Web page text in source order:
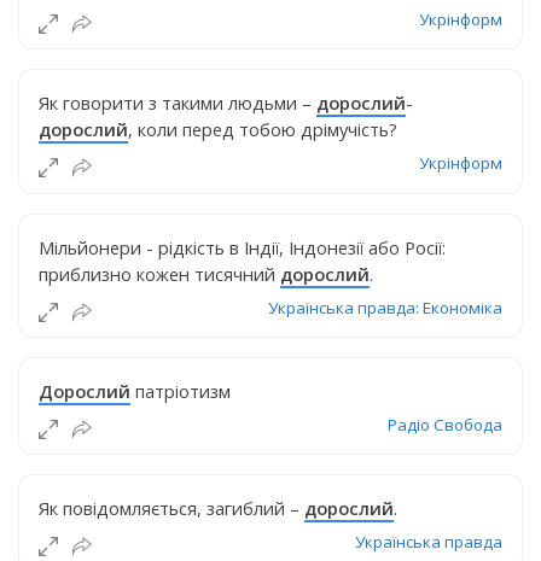
Укрінформ
Як говорити з такими людьми – дорослий-
дорослий, коли перед тобою дрімучість?
Укрінформ
Мільйонери - рідкість в Індії, Індонезії або Росії:
приблизно кожен тисячний дорослий.
Українська правда: Економіка
Дорослий патріотизм
Радіо Свобода
Як повідомляється, загиблий – дорослий.
Українська правда